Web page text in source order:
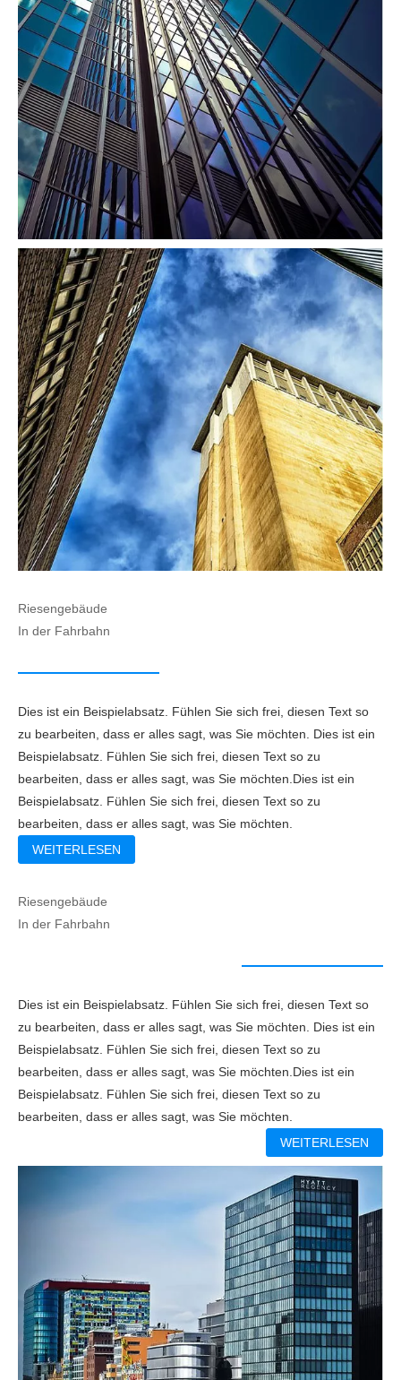
Riesengebäude
In der Fahrbahn
Dies ist ein Beispielabsatz. Fühlen Sie sich frei, diesen Text so
zu bearbeiten, dass er alles sagt, was Sie möchten. Dies ist ein
Beispielabsatz. Fühlen Sie sich frei, diesen Text so zu
bearbeiten, dass er alles sagt, was Sie möchten. Dies ist ein
Beispielabsatz. Fühlen Sie sich frei, diesen Text so zu
bearbeiten, dass er alles sagt, was Sie möchten.
WEITERLESEN
Riesengebäude
In der Fahrbahn
Dies ist ein Beispielabsatz. Fühlen Sie sich frei, diesen Text so
zu bearbeiten, dass er alles sagt, was Sie möchten. Dies ist ein
Beispielabsatz. Fühlen Sie sich frei, diesen Text so zu
bearbeiten, dass er alles sagt, was Sie möchten. Dies ist ein
Beispielabsatz. Fühlen Sie sich frei, diesen Text so zu
bearbeiten, dass er alles sagt, was Sie möchten.
WEITERLESEN